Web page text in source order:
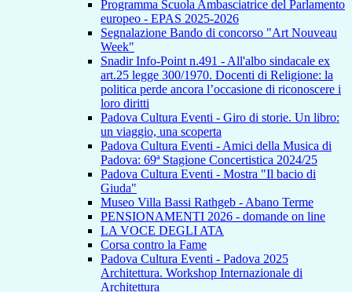
Programma Scuola Ambasciatrice del Parlamento
europeo - EPAS 2025-2026
Segnalazione Bando di concorso "Art Nouveau
Week"
Snadir Info-Point n.491 - All'albo sindacale ex
art.25 legge 300/1970. Docenti di Religione: la
politica perde ancora l’occasione di riconoscere i
loro diritti
Padova Cultura Eventi - Giro di storie. Un libro:
un viaggio, una scoperta
Padova Cultura Eventi - Amici della Musica di
Padova: 69ª Stagione Concertistica 2024/25
Padova Cultura Eventi - Mostra "Il bacio di
Giuda"
Museo Villa Bassi Rathgeb - Abano Terme
PENSIONAMENTI 2026 - domande on line
LA VOCE DEGLI ATA
Corsa contro la Fame
Padova Cultura Eventi - Padova 2025
Architettura. Workshop Internazionale di
Architettura